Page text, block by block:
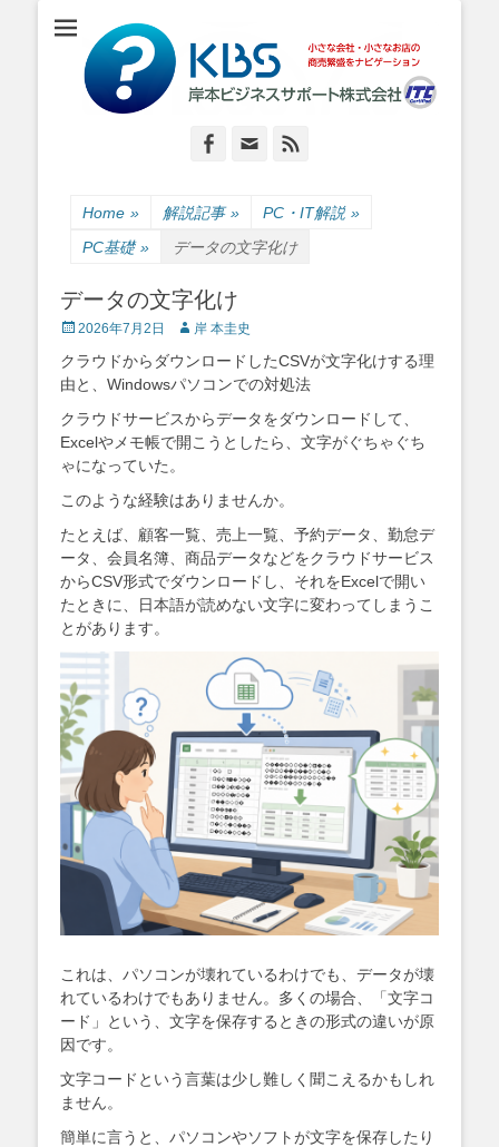
岸本ビジネスサポ
ート株式会社
小さな会社・小さなお店のIT経営をナビゲーション
Facebook
Email
Home » 解説記事 » PC・IT解説 »
PC基礎 » データの文字化け
データの文字化け
Posted
2026年7月2日 Author
岸 本圭史
クラウドからダウンロードしたCSVが文字化けする理
由と、Windowsパソコンでの対処法
クラウドサービスからデータをダウンロードして、
Excelやメモ帳で開こうとしたら、文字がぐちゃぐち
ゃになっていた。
このような経験はありませんか。
たとえば、顧客一覧、売上一覧、予約データ、勤怠デ
ータ、会員名簿、商品データなどをクラウドサービス
からCSV形式でダウンロードし、それをExcelで開い
たときに、日本語が読めない文字に変わってしまうこ
とがあります。
これは、パソコンが壊れているわけでも、データが壊
れているわけでもありません。多くの場合、「文字コ
ード」という、文字を保存するときの形式の違いが原
因です。
文字コードという言葉は少し難しく聞こえるかもしれ
ません。
簡単に言うと、パソコンやソフトが文字を保存したり